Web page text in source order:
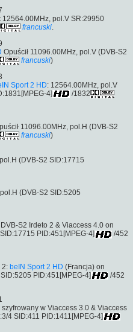
12564.00MHz, pol.V SR:29950
francuski.
Opuścił 11096.00MHz, pol.V (DVB-S2
francuski)
Sport 2 HD: 12564.00MHz, pol.V
4]
/1832
11096.00MHz, pol.H (DVB-S2
francuski)
(DVB-S2 SID:17715
(DVB-S2 SID:5205
S2 Irdeto 2 & Viaccess 4.0 on
PID:451[MPEG-4]
/452
2: beIN Sport 2 HD (Francja) on
PID:451[MPEG-4]
/452
szyfrowany w Viaccess 3.0 & Viaccess
4 SID:411 PID:1411[MPEG-4]